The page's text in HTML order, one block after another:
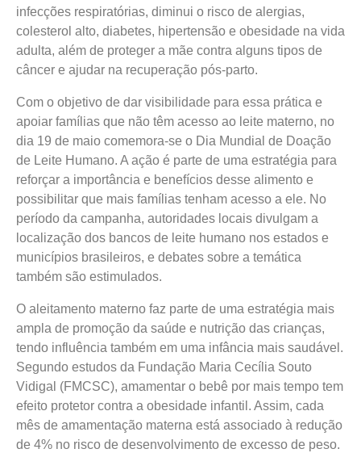
infecções respiratórias, diminui o risco de alergias,
colesterol alto, diabetes, hipertensão e obesidade na vida
adulta, além de proteger a mãe contra alguns tipos de
câncer e ajudar na recuperação pós-parto.
Com o objetivo de dar visibilidade para essa prática e
apoiar famílias que não têm acesso ao leite materno, no
dia 19 de maio comemora-se o Dia Mundial de Doação
de Leite Humano. A ação é parte de uma estratégia para
reforçar a importância e benefícios desse alimento e
possibilitar que mais famílias tenham acesso a ele. No
período da campanha, autoridades locais divulgam a
localização dos bancos de leite humano nos estados e
municípios brasileiros, e debates sobre a temática
também são estimulados.
O aleitamento materno faz parte de uma estratégia mais
ampla de promoção da saúde e nutrição das crianças,
tendo influência também em uma infância mais saudável.
Segundo estudos da Fundação Maria Cecília Souto
Vidigal (FMCSC), amamentar o bebê por mais tempo tem
efeito protetor contra a obesidade infantil. Assim, cada
mês de amamentação materna está associado à redução
de 4% no risco de desenvolvimento de excesso de peso.